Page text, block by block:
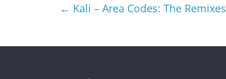
← Kali – Area Codes: The Remixes